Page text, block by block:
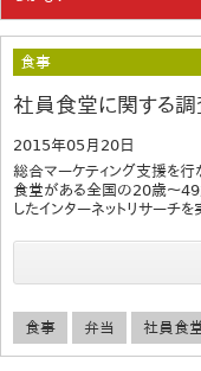
食事
社員食堂に関する調
2015年05月20日
総合マーケティング支援を行
食堂がある全国の20歳～49
したインターネットリサーチ
食事 弁当 社員食